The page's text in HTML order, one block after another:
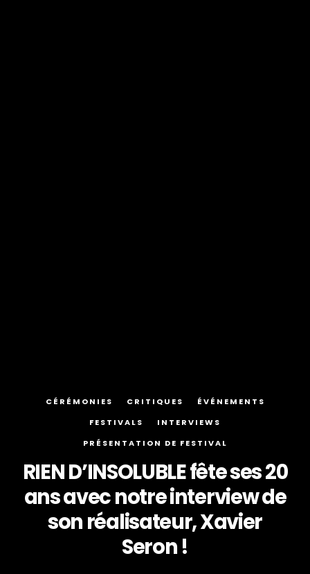
CÉRÉMONIES CRITIQUES
ÉVÉNEMENTS
FESTIVALS
INTERVIEWS
PRÉSENTATION DE FESTIVAL
RIEN D’INSOLUBLE fête ses 20
ans avec notre interview de
son réalisateur, Xavier
Seron !